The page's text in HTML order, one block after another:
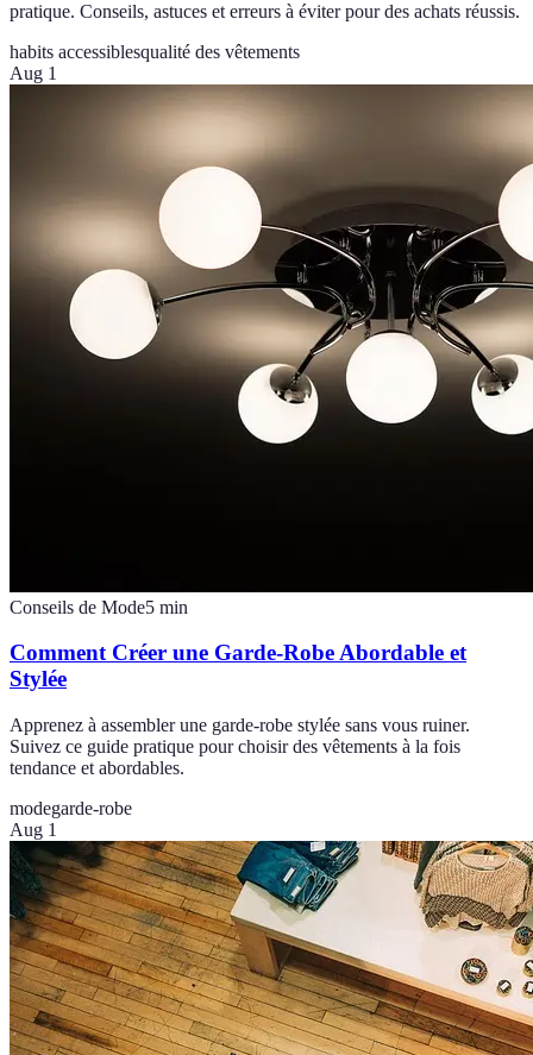
pratique. Conseils, astuces et erreurs à éviter pour des achats réussis.
habits accessiblesqualité des vêtements
Aug 1
Conseils de Mode5 min
Comment Créer une Garde-Robe Abordable et
Stylée
Apprenez à assembler une garde-robe stylée sans vous ruiner.
Suivez ce guide pratique pour choisir des vêtements à la fois
tendance et abordables.
modegarde-robe
Aug 1